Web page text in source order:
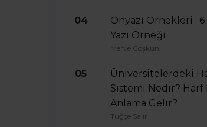
04
Önyazı Örnekleri : 6
Yazı Örneği
Merve Coşkun
05
Üniversitelerdeki
Sistemi Nedir? Harf
Anlama Gelir?
Tuğçe Salır